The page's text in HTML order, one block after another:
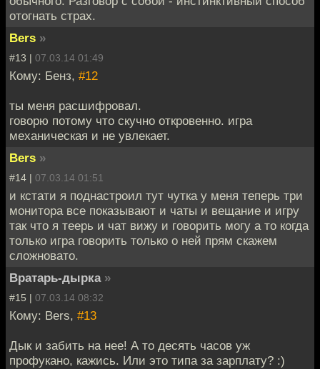
отогнать страх.
Bers »
#13 | 07.03.14 01:49
Кому: Бенз, #12
ты меня расшифровал.
говорю потому что скучно откровенно. игра
механическая и не увлекает.
Bers »
#14 | 07.03.14 01:51
и кстати я поднастроил тут чутка у меня теперь три
монитора все показывают и чаты и вещание и игру
так что я теерь и чат вижу и говорить могу а то когда
только игра говорить только о ней прям скажем
сложновато.
Вратарь-дырка »
#15 | 07.03.14 08:32
Кому: Bers, #13
Дык и забить на нее! А то десять часов уж
профукано, кажись. Или это типа за зарплату? :)